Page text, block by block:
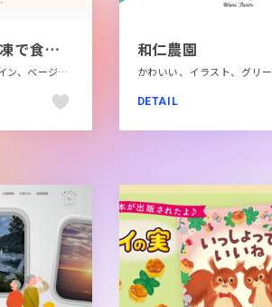
ほほえみごはん-冷凍で食を豊かに-|ニチレイフーズ
ナチュラル、フラットデザイン、ベージュ・ゴールド系、ホワイト系、ポップ、メディアサイト、レッド系、飲料・食品
和仁農園
DETAIL